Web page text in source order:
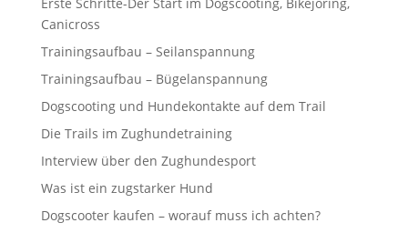
Canicross
Trainingsaufbau – Seilanspannung
Trainingsaufbau – Bügelanspannung
Dogscooting und Hundekontakte auf dem Trail
Die Trails im Zughundetraining
Interview über den Zughundesport
Was ist ein zugstarker Hund
Dogscooter kaufen – worauf muss ich achten?